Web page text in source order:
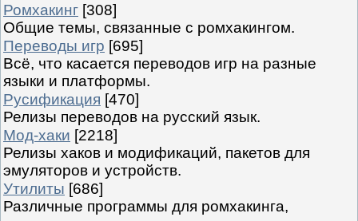
Ромхакинг [308]
Общие темы, связанные с ромхакингом.
Переводы игр [695]
Всё, что касается переводов игр на разные
языки и платформы.
Русификация [470]
Релизы переводов на русский язык.
Мод-хаки [2218]
Релизы хаков и модификаций, пакетов для
эмуляторов и устройств.
Утилиты [686]
Различные программы для ромхакинга,